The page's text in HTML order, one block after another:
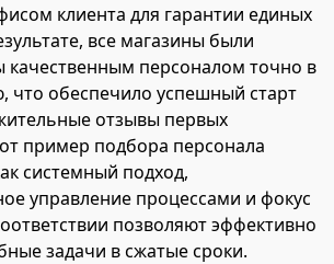
клиента для гарантии единых
все магазины были
качественным персоналом точно в
что обеспечило успешный старт
отзывы первых
пример подбора персонала
системный подход,
управление процессами и фокус
позволяют эффективно
задачи в сжатые сроки.